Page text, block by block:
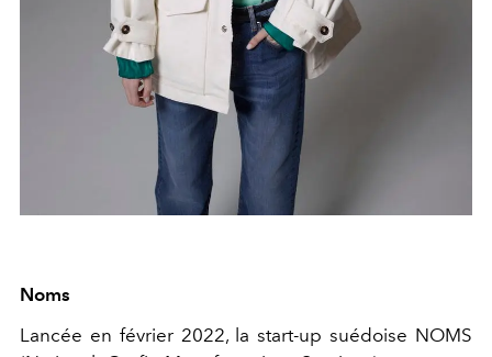
Noms
Lancée en février 2022, la start-up suédoise NOMS